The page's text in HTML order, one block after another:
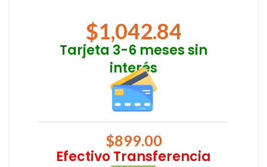
$1,042.84
Tarjeta 3-6 meses sin
interés
$899.00
Efectivo Transferencia